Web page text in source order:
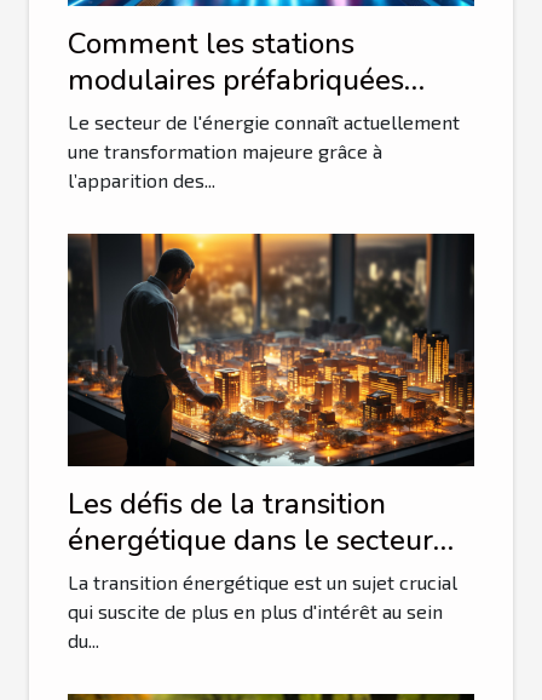
Comment les stations
modulaires préfabriquées
révolutionnent-elles la
distribution électrique ?
Le secteur de l'énergie connaît actuellement
une transformation majeure grâce à
l’apparition des...
Les défis de la transition
énergétique dans le secteur
tech
La transition énergétique est un sujet crucial
qui suscite de plus en plus d'intérêt au sein
du...